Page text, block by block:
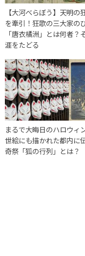
【大河べらぼう】天明の
を牽引！狂歌の三大家の
「唐衣橘洲」とは何者？
涯をたどる
まるで大晦日のハロウィ
世絵にも描かれた都内に
奇祭「狐の行列」とは？